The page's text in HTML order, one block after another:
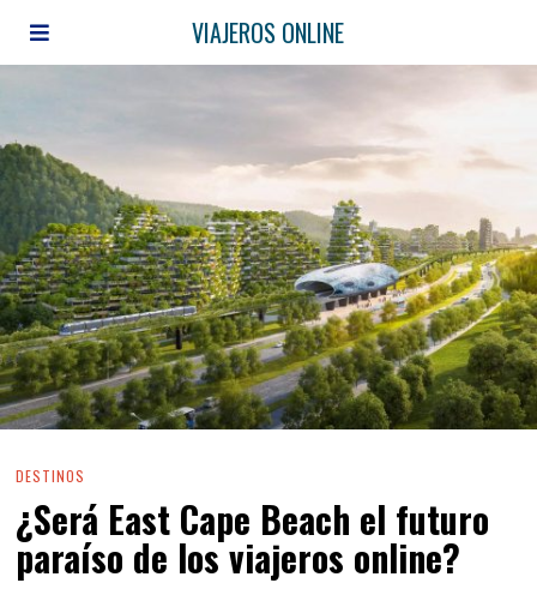
VIAJEROS ONLINE
DESTINOS
¿Será East Cape Beach el futuro
paraíso de los viajeros online?